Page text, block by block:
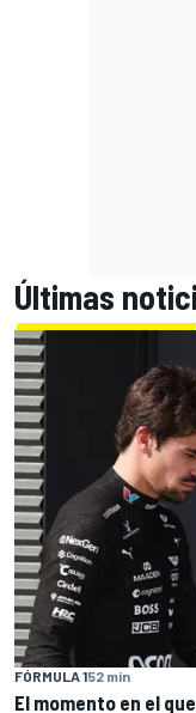
Últimas
FÓRMULA 152 min
El momento en el